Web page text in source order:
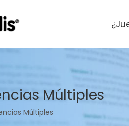
Múltiples
Múltiples